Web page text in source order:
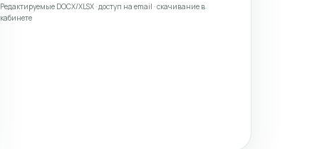
Редактируемые DOCX/XLSX · доступ на email · скачивание в
кабинете